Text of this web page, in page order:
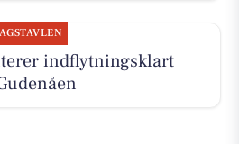
indflytningsklart